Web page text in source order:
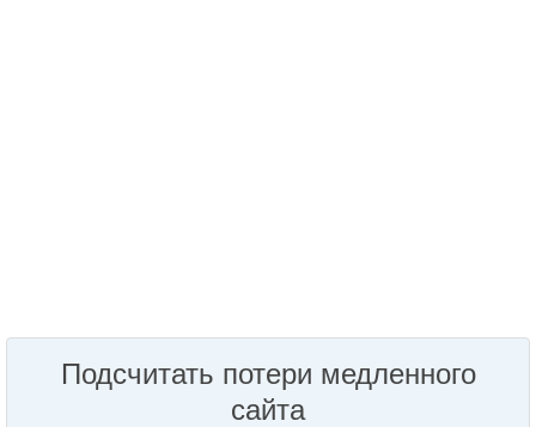
Подсчитать потери медленного
сайта